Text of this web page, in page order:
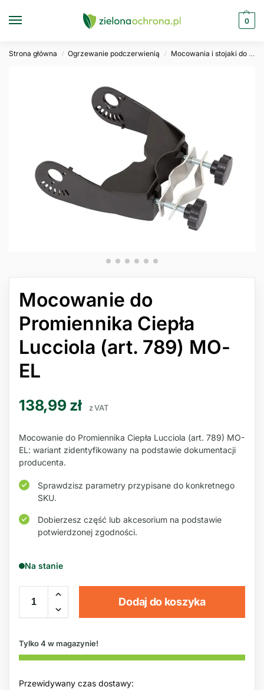
0
Strona główna / Ogrzewanie podczerwienią / Mocowania i stojaki do promienników
Mocowanie do
Promiennika Ciepła
Lucciola (art. 789) MO-
EL
138,99 zł z VAT
Mocowanie do Promiennika Ciepła Lucciola (art. 789) MO-
EL: wariant zidentyfikowany na podstawie dokumentacji
producenta.
Sprawdzisz parametry przypisane do konkretnego
SKU.
Dobierzesz część lub akcesorium na podstawie
potwierdzonej zgodności.
Na stanie
Dodaj do koszyka
Tylko 4 w magazynie!
Przewidywany czas dostawy: